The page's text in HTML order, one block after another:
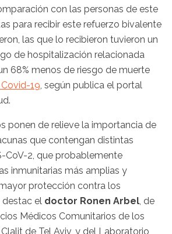
con las personas de este
para recibir este refuerzo bivalente
las que lo recibieron tuvieron un
de hospitalización relacionada
68% menos de riesgo de muerte
Covid-19, según publica el portal
ponen de relieve la importancia de
que contengan distintas
CoV-2, que probablemente
inmunitarias más amplias y
protección contra los
destac el doctor Ronen Arbel, de
Médicos Comunitarios de los
de Tel Aviv, y del Laboratorio